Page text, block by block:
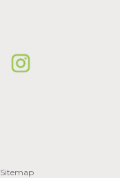
Sitemap